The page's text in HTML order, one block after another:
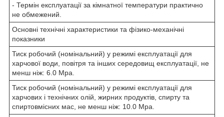
- Термін експлуатації за кімнатної температури практично
не обмежений.
Основні технічні характеристики та фізико-механічні
показники
Тиск робочий (номінальний) у режимі експлуатації для
харчової води, повітря та інших середовищ експлуатації, не
менш ніж: 6.0 Mpa.
Тиск робочий (номінальний) у режимі експлуатації для
харчових і технічних олій, жирних продуктів, спирту та
спиртовмісних мас, не менш ніж: 10.0 Mpa.